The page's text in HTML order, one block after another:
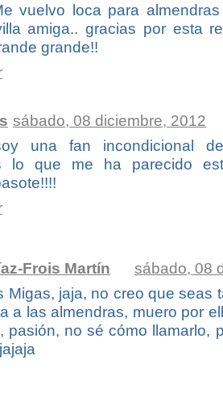
vuelvo loca para
amiga.. gracias por esta
grande!!
sábado, 08 diciembre, 2012
una fan incondicional
lo que me ha parecido
Frois Martín
sábado, 08
Migas, jaja, no creo que seas
a las almendras, muero por
pasión, no sé cómo llamarlo,